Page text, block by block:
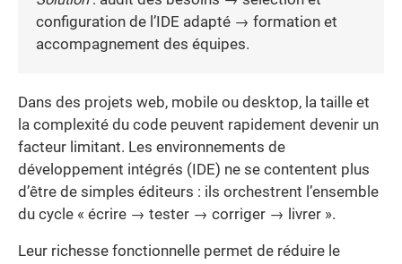
configuration de l’IDE adapté → formation et
accompagnement des équipes.
Dans des projets web, mobile ou desktop, la taille et
la complexité du code peuvent rapidement devenir un
facteur limitant. Les environnements de
développement intégrés (IDE) ne se contentent plus
d’être de simples éditeurs : ils orchestrent l’ensemble
du cycle « écrire → tester → corriger → livrer ».
Leur richesse fonctionnelle permet de réduire le